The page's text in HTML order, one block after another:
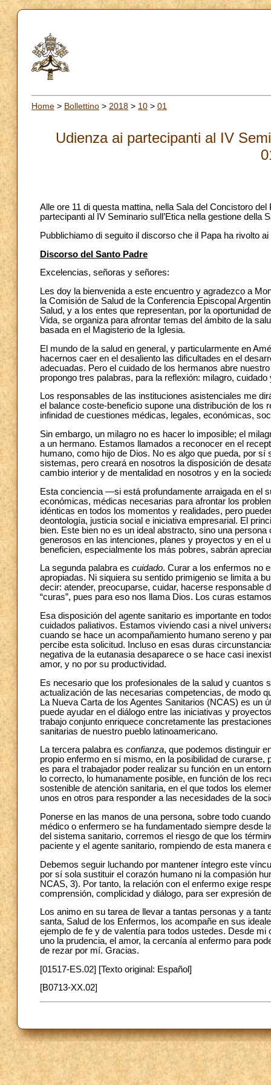
Home > Bollettino > 2018 > 10 > 01
Udienza ai partecipanti al IV
Alle ore 11 di questa mattina, nella Sala del Concistoro
partecipanti al IV Seminario sull’Etica nella gestione della
Pubblichiamo di seguito il discorso che il Papa ha rivolto
Discorso del Santo Padre
Excelencias, señoras y señores:
Les doy la bienvenida a este encuentro y agradezco a
la Comisión de Salud de la Conferencia Episcopal
Salud, y a los entes que representan, por la oportunidad
Vida, se organiza para afrontar temas del ámbito de la
basada en el Magisterio de la Iglesia.
El mundo de la salud en general, y particularmente en
hacernos caer en el desaliento las dificultades en el
adecuadas. Pero el cuidado de los hermanos abre
propongo tres palabras, para la reflexión: milagro, cuidado
Los responsables de las instituciones asistenciales me
el balance coste-beneficio supone una distribución de
infinidad de cuestiones médicas, legales, económicas,
Sin embargo, un milagro no es hacer lo imposible; el
a un hermano. Estamos llamados a reconocer en el
humano, como hijo de Dios. No es algo que pueda, por
sistemas, pero creará en nosotros la disposición de
cambio interior y de mentalidad en nosotros y en la
Esta conciencia —si está profundamente arraigada en el
económicas, médicas necesarias para afrontar los
idénticas en todos los momentos y realidades, pero
deontología, justicia social e iniciativa empresarial. El
bien. Este bien no es un ideal abstracto, sino una
generosos en las intenciones, planes y proyectos y en el
beneficien, especialmente los más pobres, sabrán
La segunda palabra es cuidado. Curar a los enfermos no
apropiadas. Ni siquiera su sentido primigenio se limita a
decir: atender, preocuparse, cuidar, hacerse responsable
“curas”, pues para eso nos llama Dios. Los curas
Esa disposición del agente sanitario es importante en
cuidados paliativos. Estamos viviendo casi a nivel
cuando se hace un acompañamiento humano sereno y
percibe esta solicitud. Incluso en esas duras
negativa de la eutanasia desaparece o se hace casi
amor, y no por su productividad.
Es necesario que los profesionales de la salud y cuantos
actualización de las necesarias competencias, de modo
La Nueva Carta de los Agentes Sanitarios (NCAS) es un
puede ayudar en el diálogo entre las iniciativas y
trabajo conjunto enriquece concretamente las
sanitarias de nuestro pueblo latinoamericano.
La tercera palabra es confianza, que podemos distinguir
propio enfermo en sí mismo, en la posibilidad de
es para el trabajador poder realizar su función en un
lo correcto, lo humanamente posible, en función de los
sostenible de atención sanitaria, en el que todos los
unos en otros para responder a las necesidades de la
Ponerse en las manos de una persona, sobre todo
médico o enfermero se ha fundamentado siempre desde
del sistema sanitario, corremos el riesgo de que los
paciente y el agente sanitario, rompiendo de esta manera
Debemos seguir luchando por mantener íntegro este
por sí sola sustituir el corazón humano ni la compasión
NCAS, 3). Por tanto, la relación con el enfermo exige
comprensión, complicidad y diálogo, para ser expresión
Los animo en su tarea de llevar a tantas personas y a
santa, Salud de los Enfermos, los acompañe en sus
ejemplo de fe y de valentía para todos ustedes. Desde
uno la prudencia, el amor, la cercanía al enfermo para
de rezar por mí. Gracias.
[01517-ES.02] [Texto original: Español]
[B0713-XX.02]